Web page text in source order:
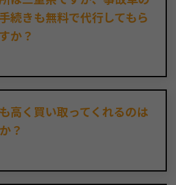
続きも無料で代行してもら
か？
高く買い取ってくれるのは
？